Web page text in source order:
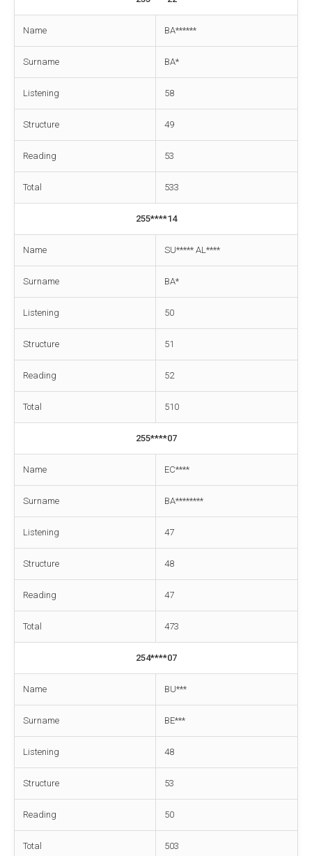
Name BA******
Surname BA*
Listening 58
Structure 49
Reading 53
Total 533
255****14
Name SU***** AL****
Surname BA*
Listening 50
Structure 51
Reading 52
Total 510
255****07
Name EC****
Surname BA********
Listening 47
Structure 48
Reading 47
Total 473
254****07
Name BU***
Surname BE***
Listening 48
Structure 53
Reading 50
Total 503